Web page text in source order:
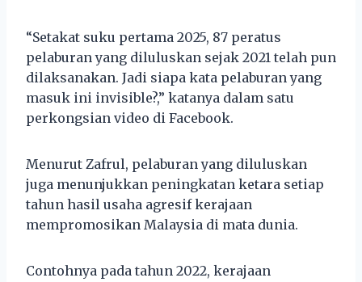
“Setakat suku pertama 2025, 87 peratus
pelaburan yang diluluskan sejak 2021 telah pun
dilaksanakan. Jadi siapa kata pelaburan yang
masuk ini invisible?,” katanya dalam satu
perkongsian video di Facebook.
Menurut Zafrul, pelaburan yang diluluskan
juga menunjukkan peningkatan ketara setiap
tahun hasil usaha agresif kerajaan
mempromosikan Malaysia di mata dunia.
Contohnya pada tahun 2022, kerajaan